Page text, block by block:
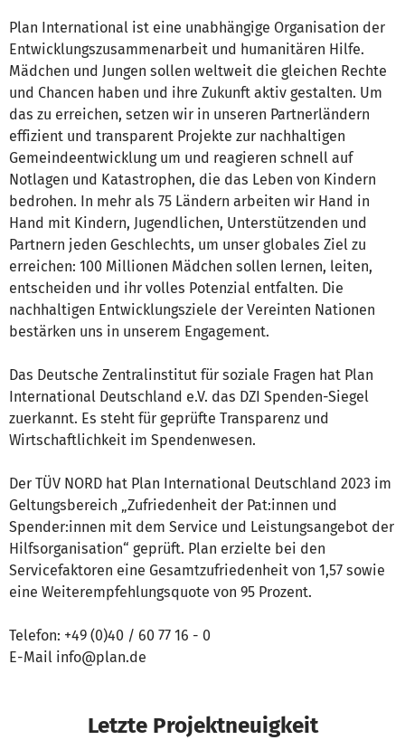
Plan International ist eine unabhängige Organisation der
Entwicklungszusammenarbeit und humanitären Hilfe.
Mädchen und Jungen sollen weltweit die gleichen Rechte
und Chancen haben und ihre Zukunft aktiv gestalten. Um
das zu erreichen, setzen wir in unseren Partnerländern
effizient und transparent Projekte zur nachhaltigen
Gemeindeentwicklung um und reagieren schnell auf
Notlagen und Katastrophen, die das Leben von Kindern
bedrohen. In mehr als 75 Ländern arbeiten wir Hand in
Hand mit Kindern, Jugendlichen, Unterstützenden und
Partnern jeden Geschlechts, um unser globales Ziel zu
erreichen: 100 Millionen Mädchen sollen lernen, leiten,
entscheiden und ihr volles Potenzial entfalten. Die
nachhaltigen Entwicklungsziele der Vereinten Nationen
bestärken uns in unserem Engagement.
Das Deutsche Zentralinstitut für soziale Fragen hat Plan
International Deutschland e.V. das DZI Spenden-Siegel
zuerkannt. Es steht für geprüfte Transparenz und
Wirtschaftlichkeit im Spendenwesen.
Der TÜV NORD hat Plan International Deutschland 2023 im
Geltungsbereich „Zufriedenheit der Pat:innen und
Spender:innen mit dem Service und Leistungsangebot der
Hilfsorganisation“ geprüft. Plan erzielte bei den
Servicefaktoren eine Gesamtzufriedenheit von 1,57 sowie
eine Weiterempfehlungsquote von 95 Prozent.
Telefon: +49 (0)40 / 60 77 16 - 0
E-Mail info@plan.de
Letzte Projektneuigkeit